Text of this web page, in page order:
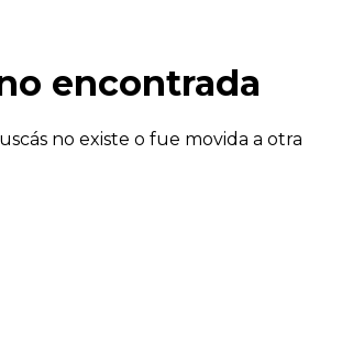
encontrada
no existe o fue movida a otra